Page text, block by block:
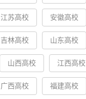
江苏高校 安徽高校
吉林高校 山东高校
山西高校 江西高校
广西高校 福建高校